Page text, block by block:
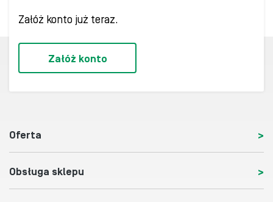
Załóż konto już teraz.
Załóż konto
Oferta
Obsługa sklepu